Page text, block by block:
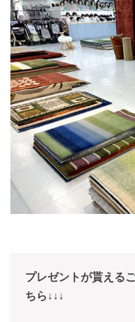
プレゼントが貰える
ちら↓↓↓